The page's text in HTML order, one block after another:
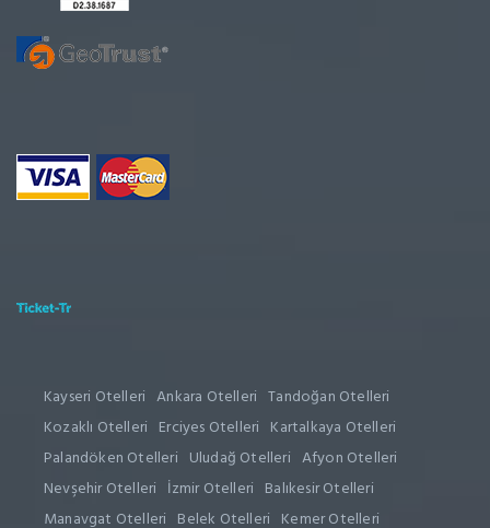
Kayseri Otelleri Ankara Otelleri Tandoğan Otelleri
Kozaklı Otelleri Erciyes Otelleri Kartalkaya Otelleri
Palandöken Otelleri Uludağ Otelleri Afyon Otelleri
Nevşehir Otelleri İzmir Otelleri Balıkesir Otelleri
Manavgat Otelleri Belek Otelleri Kemer Otelleri